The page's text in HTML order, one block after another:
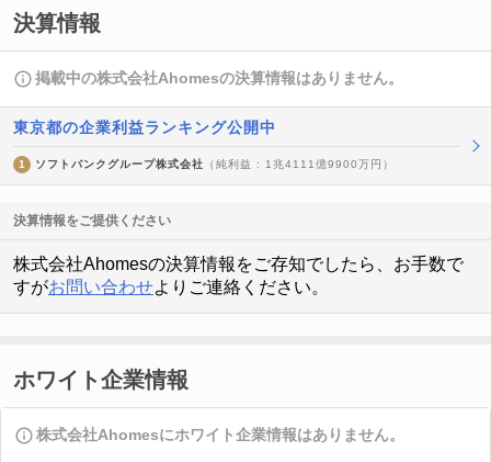
決算情報
掲載中の株式会社Ahomesの決算情報はありません。
東京都の企業利益ランキング公開中
1 ソフトバンクグループ株式会社 （純利益 : 1兆4111億9900万円）
決算情報をご提供ください
株式会社Ahomesの決算情報をご存知でしたら、お手数で
すがお問い合わせよりご連絡ください。
ホワイト企業情報
株式会社Ahomesにホワイト企業情報はありません。